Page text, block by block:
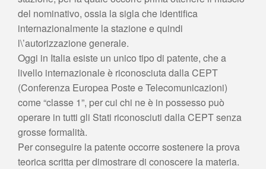
del nominativo, ossia la sigla che identifica
internazionalmente la stazione e quindi
l\’autorizzazione generale.
Oggi in Italia esiste un unico tipo di patente, che a
livello internazionale è riconosciuta dalla CEPT
(Conferenza Europea Poste e Telecomunicazioni)
come “classe 1”, per cui chi ne è in possesso può
operare in tutti gli Stati riconosciuti dalla CEPT senza
grosse formalità.
Per conseguire la patente occorre sostenere la prova
teorica scritta per dimostrare di conoscere la materia.